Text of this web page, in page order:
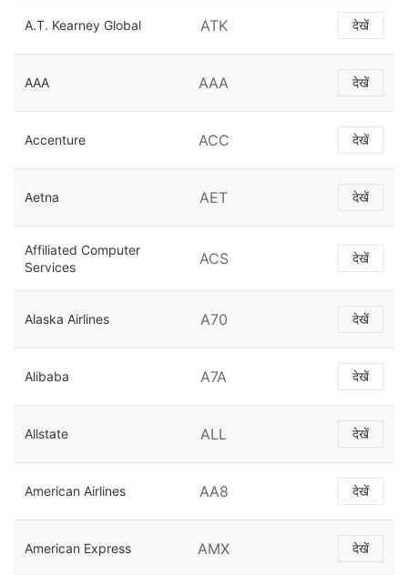
A.T. Kearney Global ATK देखें
AAA AAA देखें
Accenture ACC देखें
Aetna AET देखें
Affiliated Computer
Services
ACS देखें
Alaska Airlines A70 देखें
Alibaba A7A देखें
Allstate ALL देखें
American Airlines AA8 देखें
American Express AMX देखें